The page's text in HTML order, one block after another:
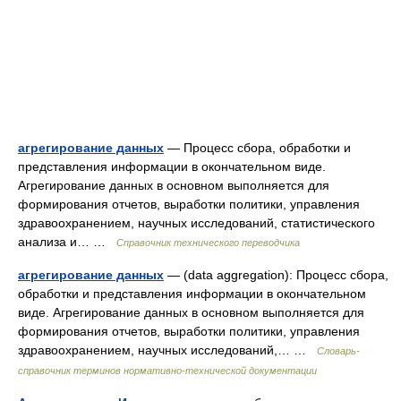
агрегирование данных — Процесс сбора, обработки и
представления информации в окончательном виде.
Агрегирование данных в основном выполняется для
формирования отчетов, выработки политики, управления
здравоохранением, научных исследований, статистического
анализа и… …
Справочник технического переводчика
агрегирование данных — (data aggregation): Процесс сбора,
обработки и представления информации в окончательном
виде. Агрегирование данных в основном выполняется для
формирования отчетов, выработки политики, управления
здравоохранением, научных исследований,… …
Словарь-
справочник терминов нормативно-технической документации